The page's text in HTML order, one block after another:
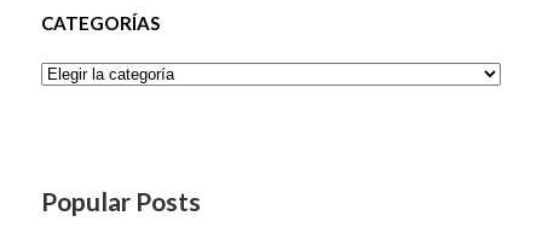
CATEGORÍAS
Categorías
Popular Posts